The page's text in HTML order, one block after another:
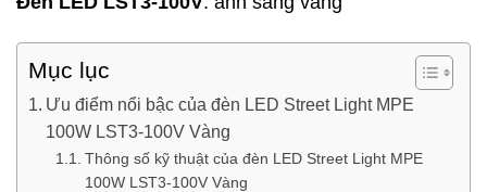
Mục lục
Ưu điểm nổi bậc của đèn LED Street Light MPE
100W LST3-100V Vàng
Thông số kỹ thuật của đèn LED Street Light MPE
100W LST3-100V Vàng